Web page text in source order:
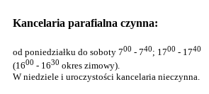
Kancelaria parafialna czynna:
od poniedziałku do soboty 700 - 740; 1700 - 1740
(1600 - 1630 okres zimowy).
W niedziele i uroczystości kancelaria nieczynna.